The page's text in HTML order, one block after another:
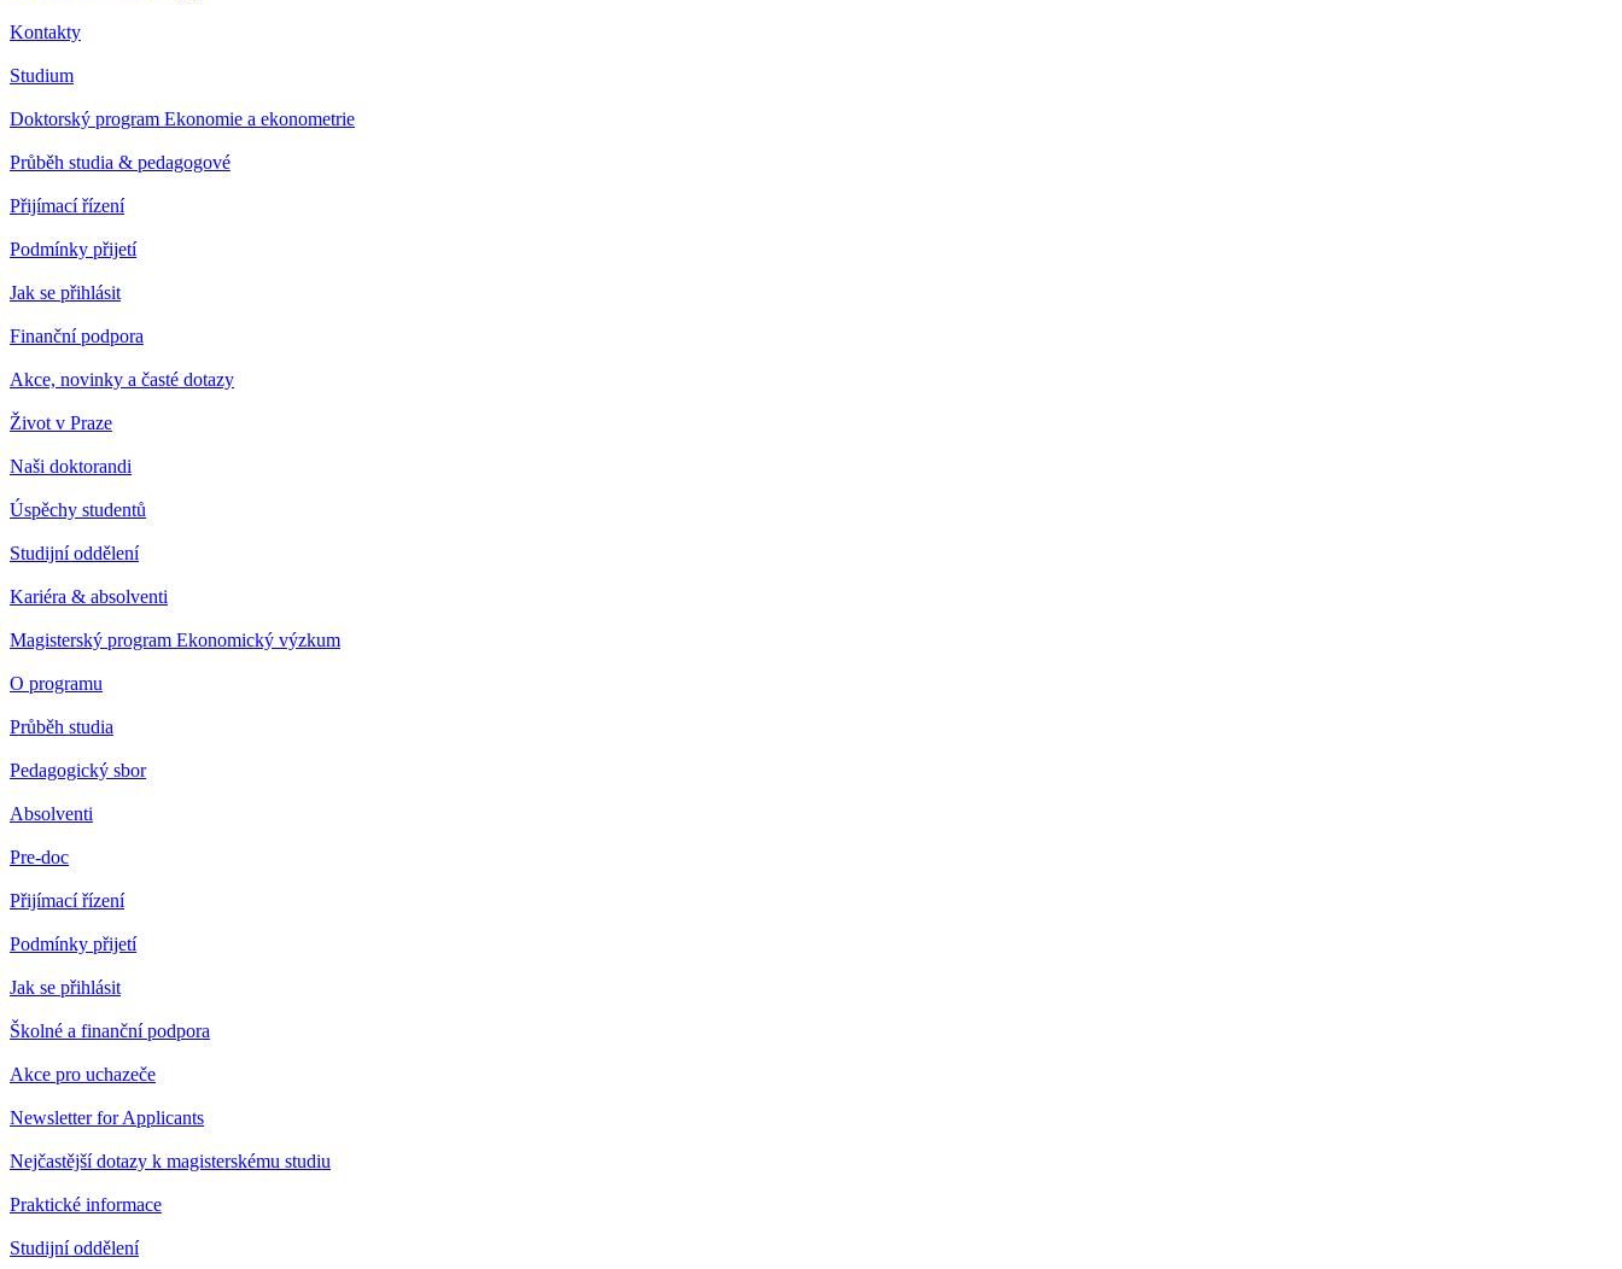
Kontakty
Studium
Doktorský program Ekonomie a ekonometrie
Průběh studia & pedagogové
Přijímací řízení
Podmínky přijetí
Jak se přihlásit
Finanční podpora
Akce, novinky a časté dotazy
Život v Praze
Naši doktorandi
Úspěchy studentů
Studijní oddělení
Kariéra & absolventi
Magisterský program Ekonomický výzkum
O programu
Průběh studia
Pedagogický sbor
Absolventi
Pre-doc
Přijímací řízení
Podmínky přijetí
Jak se přihlásit
Školné a finanční podpora
Akce pro uchazeče
Newsletter for Applicants
Nejčastější dotazy k magisterskému studiu
Praktické informace
Studijní oddělení